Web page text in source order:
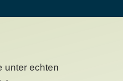
unter echten